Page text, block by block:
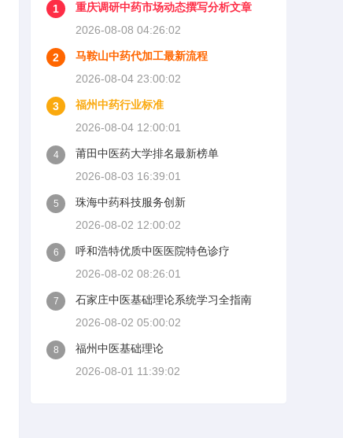
1
重庆调研中药市场动态撰写分析文章
2026-08-08 04:26:02
2
马鞍山中药代加工最新流程
2026-08-04 23:00:02
3
福州中药行业标准
2026-08-04 12:00:01
4
莆田中医药大学排名最新榜单
2026-08-03 16:39:01
5
珠海中药科技服务创新
2026-08-02 12:00:02
6
呼和浩特优质中医医院特色诊疗
2026-08-02 08:26:01
7
石家庄中医基础理论系统学习全指南
2026-08-02 05:00:02
8
福州中医基础理论
2026-08-01 11:39:02